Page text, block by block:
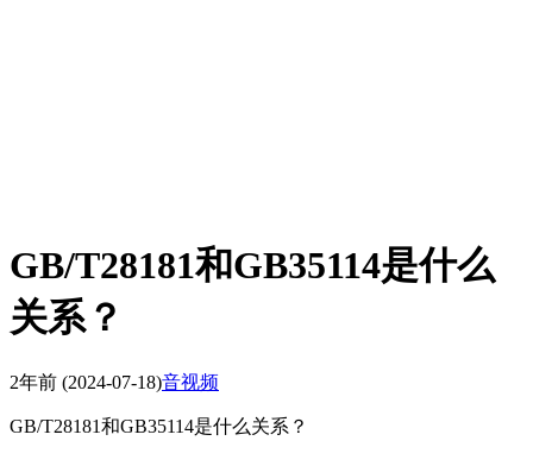
GB/T28181和GB35114是什么
关系？
2年前 (2024-07-18)音视频
GB/T28181和GB35114是什么关系？